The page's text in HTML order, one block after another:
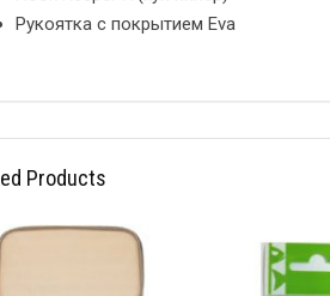
Рукоятка с покрытием Eva
Products